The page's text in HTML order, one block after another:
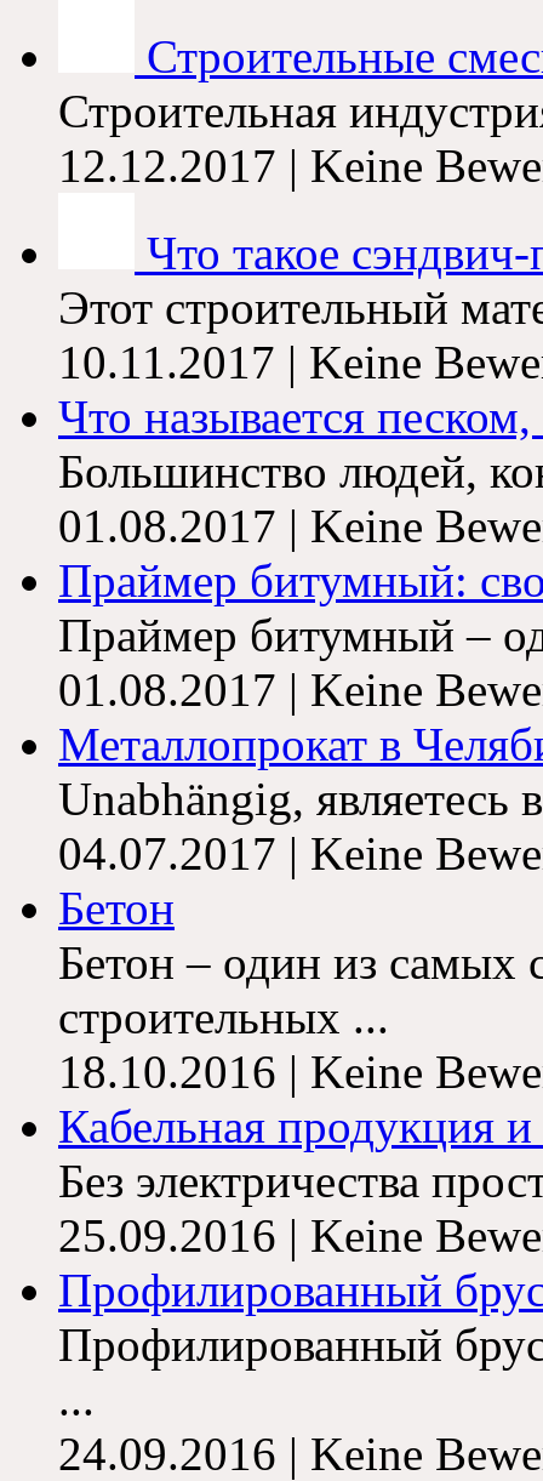
Строительные
Строительная
12.12.2017 | Keine
Что такое сэндвич-
Этот строительный
10.11.2017 | Keine
Что называется песком,
Большинство людей,
01.08.2017 | Keine
Праймер битумный:
Праймер битумный –
01.08.2017 | Keine
Металлопрокат в
Unabhängig, являетесь
04.07.2017 | Keine
Бетон
Бетон – один из самых
строительных ...
18.10.2016 | Keine
Кабельная продукция
Без электричества
25.09.2016 | Keine
Профилированный
Профилированный
...
24.09.2016 | Keine